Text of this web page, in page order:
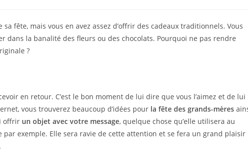
:
fête, mais vous en avez assez d’offrir des cadeaux traditionnels. Vous
dans la banalité des fleurs ou des chocolats. Pourquoi ne pas rendre
?
en retour. C’est le bon moment de lui dire que vous l’aimez et de lui
vous trouverez beaucoup d’idées pour la fête des grands-mères
offrir un objet avec votre message, quelque chose qu’elle utilisera au
exemple. Elle sera ravie de cette attention et se fera un grand plaisir